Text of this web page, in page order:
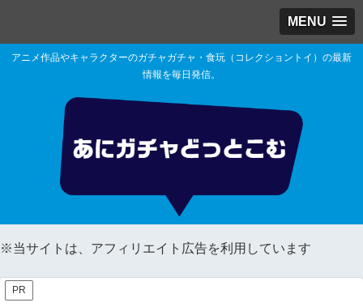
MENU
アニメ作品やキャラクターのガチャガチャ・食玩（コレクショントイ）の最新
情報を毎日発信。
※当サイトは、アフィリエイト広告を利用しています
PR